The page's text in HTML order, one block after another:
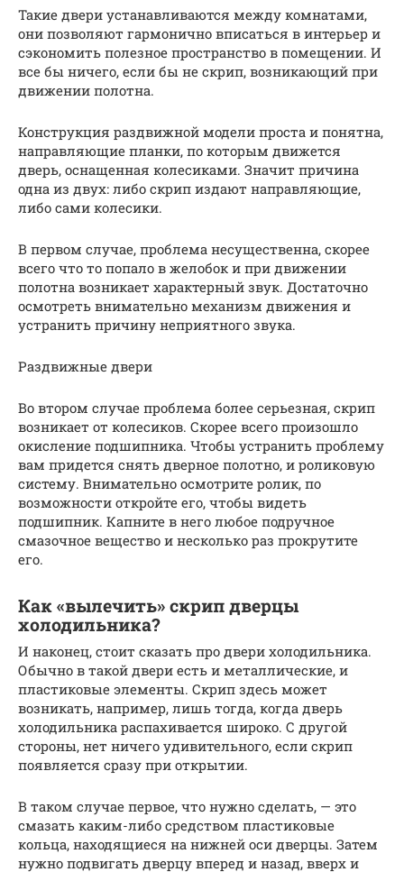
Такие двери устанавливаются между комнатами,
они позволяют гармонично вписаться в интерьер и
сэкономить полезное пространство в помещении. И
все бы ничего, если бы не скрип, возникающий при
движении полотна.
Конструкция раздвижной модели проста и понятна,
направляющие планки, по которым движется
дверь, оснащенная колесиками. Значит причина
одна из двух: либо скрип издают направляющие,
либо сами колесики.
В первом случае, проблема несущественна, скорее
всего что то попало в желобок и при движении
полотна возникает характерный звук. Достаточно
осмотреть внимательно механизм движения и
устранить причину неприятного звука.
Раздвижные двери
Во втором случае проблема более серьезная, скрип
возникает от колесиков. Скорее всего произошло
окисление подшипника. Чтобы устранить проблему
вам придется снять дверное полотно, и роликовую
систему. Внимательно осмотрите ролик, по
возможности откройте его, чтобы видеть
подшипник. Капните в него любое подручное
смазочное вещество и несколько раз прокрутите
его.
Как «вылечить» скрип дверцы
холодильника?
И наконец, стоит сказать про двери холодильника.
Обычно в такой двери есть и металлические, и
пластиковые элементы. Скрип здесь может
возникать, например, лишь тогда, когда дверь
холодильника распахивается широко. С другой
стороны, нет ничего удивительного, если скрип
появляется сразу при открытии.
В таком случае первое, что нужно сделать, — это
смазать каким-либо средством пластиковые
кольца, находящиеся на нижней оси дверцы. Затем
нужно подвигать дверцу вперед и назад, вверх и